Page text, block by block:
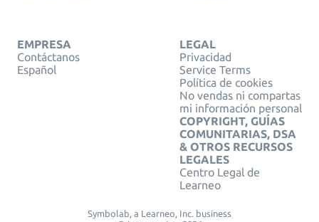
EMPRESA
Contáctanos
Español
LEGAL
Privacidad
Service Terms
Política de cookies
No vendas ni compartas
mi información personal
COPYRIGHT, GUÍAS
COMUNITARIAS, DSA
& OTROS RECURSOS
LEGALES
Centro Legal de
Learneo
Symbolab, a Learneo, Inc. business